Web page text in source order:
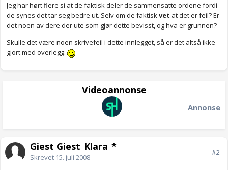
Jeg har hørt flere si at de faktisk deler de sammensatte ordene fordi
de synes det tar seg bedre ut. Selv om de faktiskvet at det er feil? Er
det noen av dere der ute som gjør dette bevisst, og hva er grunnen?
Skulle det være noen skrivefeil i dette innlegget, så er det altså ikke
gjort med overlegg.
Videoannonse
Annonse
Gjest Gjest_Klara_*
Skrevet 15. juli 2008
#2